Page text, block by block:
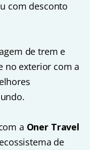
com desconto
de trem e
no exterior com a
a Oner Travel
de